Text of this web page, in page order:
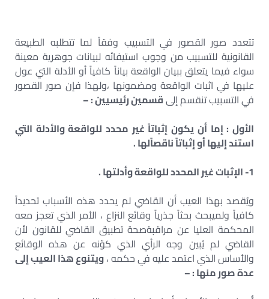
تتعدد صور القصور في التسبيب وفقاً لما تتطلبه الطبيعة
القانونية للتسبيب من وجوب استيفائه لبيانات جوهرية معينة
سواء فيما يتعلق ببيان الواقعة بياناً كافياً أو الأدلة التي عول
عليها في اثبات الواقعة ومضمونها ،ولهذا فإن صور القصور
في التسبيب تنقسم إلىقسمين رئيسيين : –
الأول : إما أن يكون إثباتاً غير محدد للواقعة والأدلة التي
استند إليها أو إثباتاً ناقصاًلها .
1- الإثبات غير المحدد للواقعة وأدلتها .
ويُقصد بهذا العيب أن القاضي لم يحدد هذه الأسباب تحديداً
كافياً ولميبحث بحثاً جذرياً وقائع النزاع ، الأمر الذي تعجز معه
المحكمة العليا عن مراقبةصحة تطبيق القاضي للقانون لأن
القاضي لم يُبين وجه الرأي الذي كوّنه عن هذه الوقائع
والأساس الذي اعتمد عليه في حكمه ،ويتنوع هذا العيب إلى
عدة صور منها : –